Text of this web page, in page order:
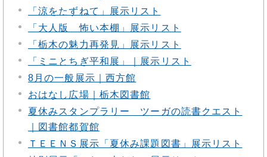
「涼をたずねて」展示リスト
「大人版 怖い本棚」展示リスト
「栃木の魅力再発見」展示リスト
「ミニとちぎ平和展」｜展示リスト
8月の一般展示｜西方館
おはなし広場｜栃木図書館
夏休みスタンプラリー ツーガの読書クエスト
｜図書館都賀館
ＴＥＥＮＳ展示「夏休み課題図書」展示リスト